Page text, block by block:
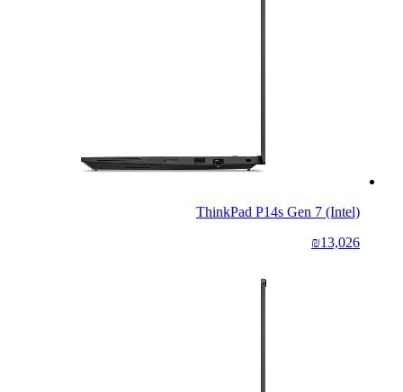
ThinkPad P14s Gen 7 (Intel)
₪13,026